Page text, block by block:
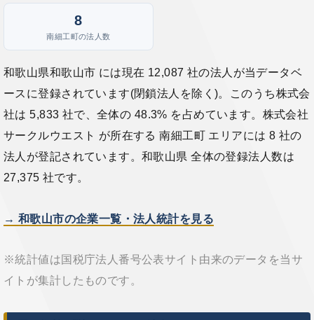
8
南細工町の法人数
和歌山県和歌山市 には現在 12,087 社の法人が当データベ
ースに登録されています(閉鎖法人を除く)。このうち株式会
社は 5,833 社で、全体の 48.3% を占めています。株式会社
サークルウエスト が所在する 南細工町 エリアには 8 社の
法人が登記されています。和歌山県 全体の登録法人数は
27,375 社です。
→ 和歌山市の企業一覧・法人統計を見る
※統計値は国税庁法人番号公表サイト由来のデータを当サ
イトが集計したものです。